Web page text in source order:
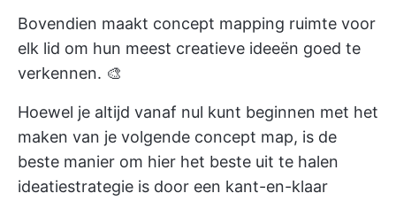
Bovendien maakt concept mapping ruimte voor
elk lid om hun meest creatieve ideeën goed te
verkennen. 🎨
Hoewel je altijd vanaf nul kunt beginnen met het
maken van je volgende concept map, is de
beste manier om hier het beste uit te halen
ideatiestrategie is door een kant-en-klaar